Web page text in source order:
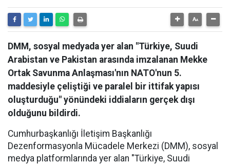
DMM, sosyal medyada yer alan "Türkiye, Suudi
Arabistan ve Pakistan arasında imzalanan Mekke
Ortak Savunma Anlaşması'nın NATO'nun 5.
maddesiyle çeliştiği ve paralel bir ittifak yapısı
oluşturduğu" yönündeki iddiaların gerçek dışı
olduğunu bildirdi.
Cumhurbaşkanlığı İletişim Başkanlığı
Dezenformasyonla Mücadele Merkezi (DMM), sosyal
medya platformlarında yer alan "Türkiye, Suudi